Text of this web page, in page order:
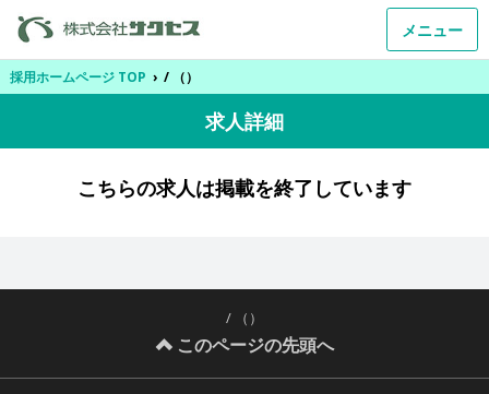
メニュー
採用ホームページ TOP › / （）
求人詳細
こちらの求人は掲載を終了しています
/ （）
このページの先頭へ